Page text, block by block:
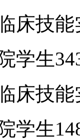
床技能
学生
床技能
学生